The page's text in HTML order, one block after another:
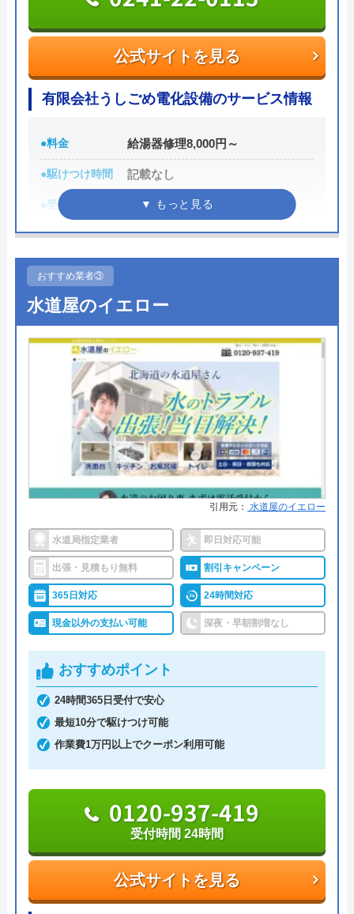
公式サイトを見る
ミズラックの基本情報
運営会社 株式会社JMC
所在地
〒150-0002
東京都渋谷区渋谷2-14-5
対応エリア 日本全国
公式サイトを見る
有限会社うしごめ電化設備のサービス情報
●料金 給湯器修理8,000円～
●駆けつけ時間 記載なし
●受付時間 8:00～20:00
●定休日 日曜日
●累計実績
有限会社うしごめ電化設備がおすすめの理
有限会社うしごめ電化設備は住宅の電気、水のトラ
ブルに対応している業者で、福島県喜多方市に本社
を構え営業しています。喜多方市を中心に福島県内
幅広い範囲を対応エリアとしています。
給湯器に関しては、石油、ガス、電気給湯器の修
理・交換を依頼することができます。定休日の日曜
日でも電話受付は対応しているので、トラブルが発
生した際はお気軽にご連絡いただけます。
公式サイトを見る
0241-22-0115
有限会社うしごめ電化設備のクチ
コミ on
※クチコミの内容について
渡部理恵
2 年前
おすすめ業者③
水道屋のイエロー
引用元： 水道屋のイエロー
水道局指定業者 即日対応可能
出張・見積もり無料 割引キャンペーン
365日対応 24時間対応
現金以外の支払い可能 深夜・早朝割増なし
おすすめポイント
24時間365日受付で安心
最短10分で駆けつけ可能
作業費1万円以上でクーポン利用可能
公式サイトを見る
0120-937-419
受付時間 24時間